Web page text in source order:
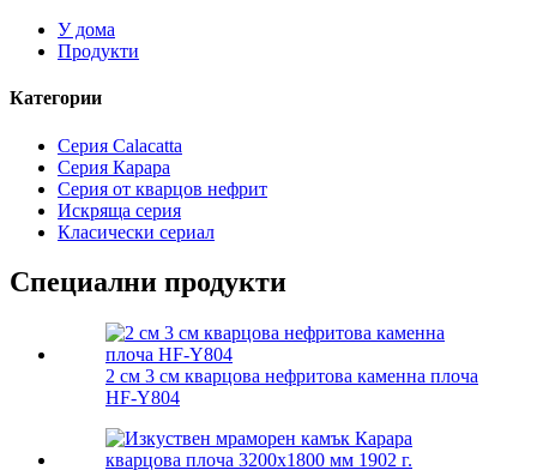
У дома
Продукти
Категории
Серия Calacatta
Серия Карара
Серия от кварцов нефрит
Искряща серия
Класически сериал
Специални продукти
2 см 3 см кварцова нефритова каменна плоча
HF-Y804